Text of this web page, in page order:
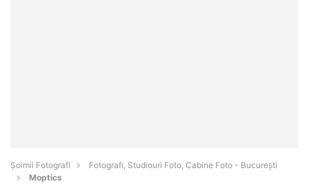
Șoimii Fotografi
Fotografi, Studiouri Foto, Cabine Foto - Bucureşti
Moptics